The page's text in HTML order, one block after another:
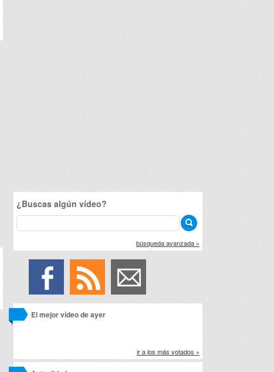
¿Buscas algún vídeo?
búsqueda avanzada »
El mejor vídeo de ayer
ir a los más votados »